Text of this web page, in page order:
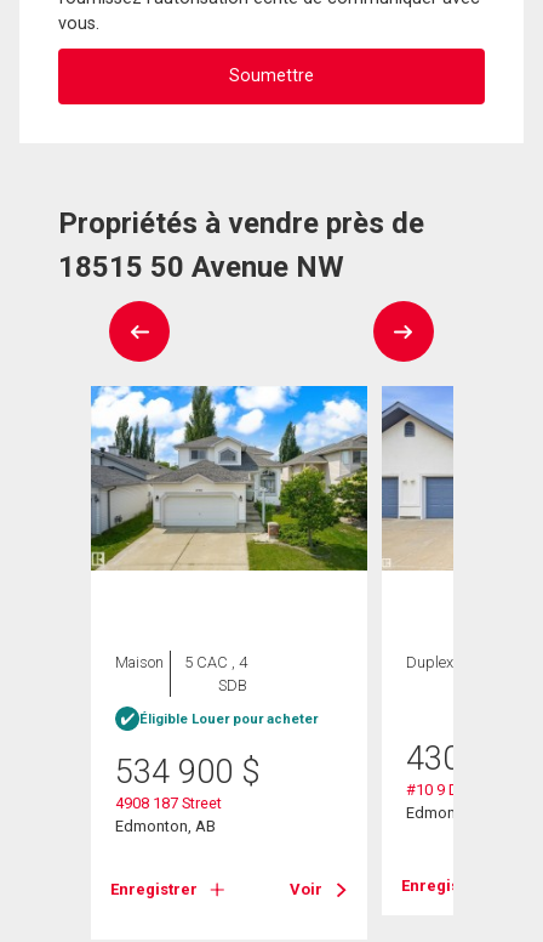
vous.
Propriétés à vendre près de
18515 50 Avenue NW
Maison
5 CAC , 4
SDB
Éligible Louer pour acheter
534 900 $
4908 187 Street
Edmonton, AB
Enregistrer Voir
Duplex
430 000
#10 9 Dechene Rd
Edmonton, AB
Enregistrer